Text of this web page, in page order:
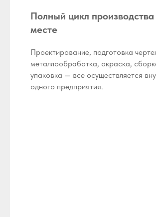
Полный цикл
месте
Проектирование, подготовка
металлообработка, окраска,
упаковка — все осуществляется
одного предприятия.